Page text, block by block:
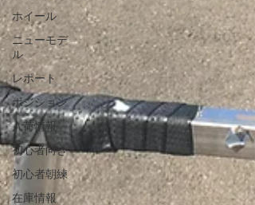
ホイール
ニューモデ
ル
レポート
ポジション
入荷情報
初心者向き
初心者朝練
在庫情報